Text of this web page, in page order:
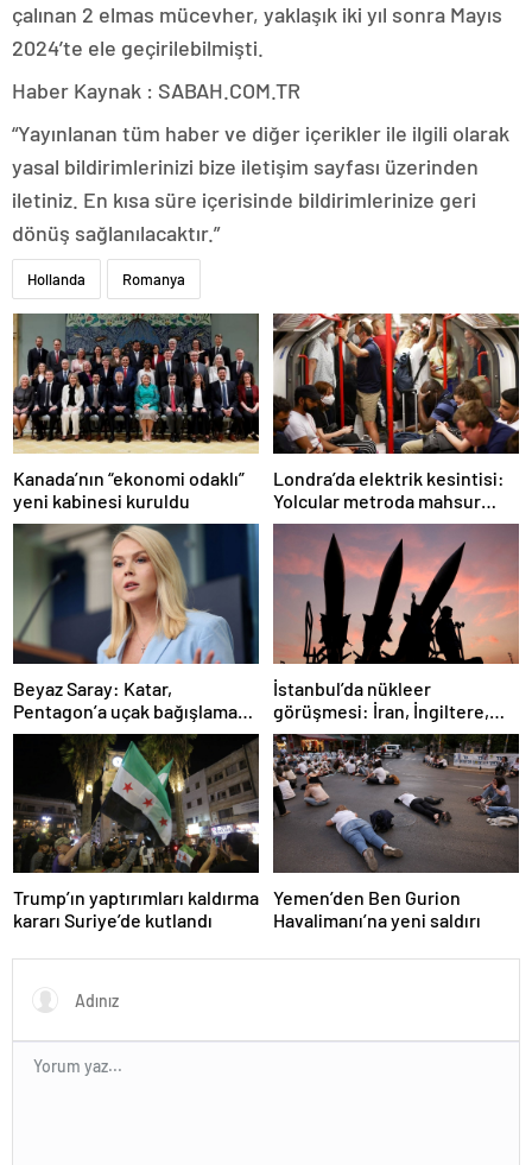
çalınan 2 elmas mücevher, yaklaşık iki yıl sonra Mayıs
2024’te ele geçirilebilmişti.
Haber Kaynak : SABAH.COM.TR
“Yayınlanan tüm haber ve diğer içerikler ile ilgili olarak
yasal bildirimlerinizi bize iletişim sayfası üzerinden
iletiniz. En kısa süre içerisinde bildirimlerinize geri
dönüş sağlanılacaktır.”
Hollanda Romanya
Kanada’nın “ekonomi odaklı”
yeni kabinesi kuruldu
Londra’da elektrik kesintisi:
Yolcular metroda mahsur
kaldı
Beyaz Saray: Katar,
Pentagon’a uçak bağışlamayı
teklif etti
İstanbul’da nükleer
görüşmesi: İran, İngiltere,
Fransa ve Almanya buluşacak
Trump’ın yaptırımları kaldırma
kararı Suriye’de kutlandı
Yemen’den Ben Gurion
Havalimanı’na yeni saldırı